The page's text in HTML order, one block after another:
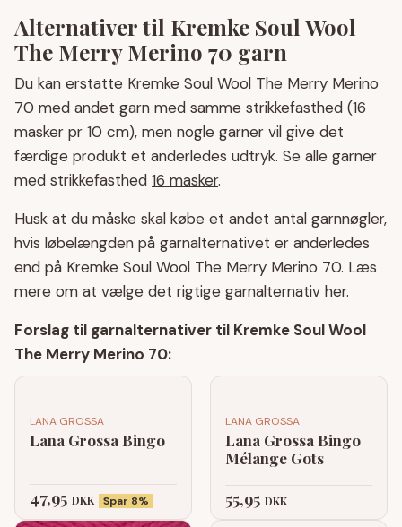
Alternativer til Kremke Soul Wool
The Merry Merino 70 garn
Du kan erstatte Kremke Soul Wool The Merry Merino
70 med andet garn med samme strikkefasthed (16
masker pr 10 cm), men nogle garner vil give det
færdige produkt et anderledes udtryk. Se alle garner
med strikkefasthed 16 masker.
Husk at du måske skal købe et andet antal garnnøgler,
hvis løbelængden på garnalternativet er anderledes
end på Kremke Soul Wool The Merry Merino 70. Læs
mere om at vælge det rigtige garnalternativ her.
Forslag til garnalternativer til Kremke Soul Wool
The Merry Merino 70:
LANA GROSSA
Lana Grossa Bingo
47,95 DKK Spar 8%
LANA GROSSA
Lana Grossa Bingo
Mélange Gots
55,95 DKK